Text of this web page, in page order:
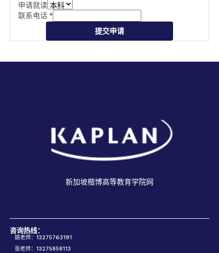
申请就读
联系电话 *
提交申请
新加坡楷博高等教育学院网
咨询热线：
姚老师：13275763191
张老师：13275858113